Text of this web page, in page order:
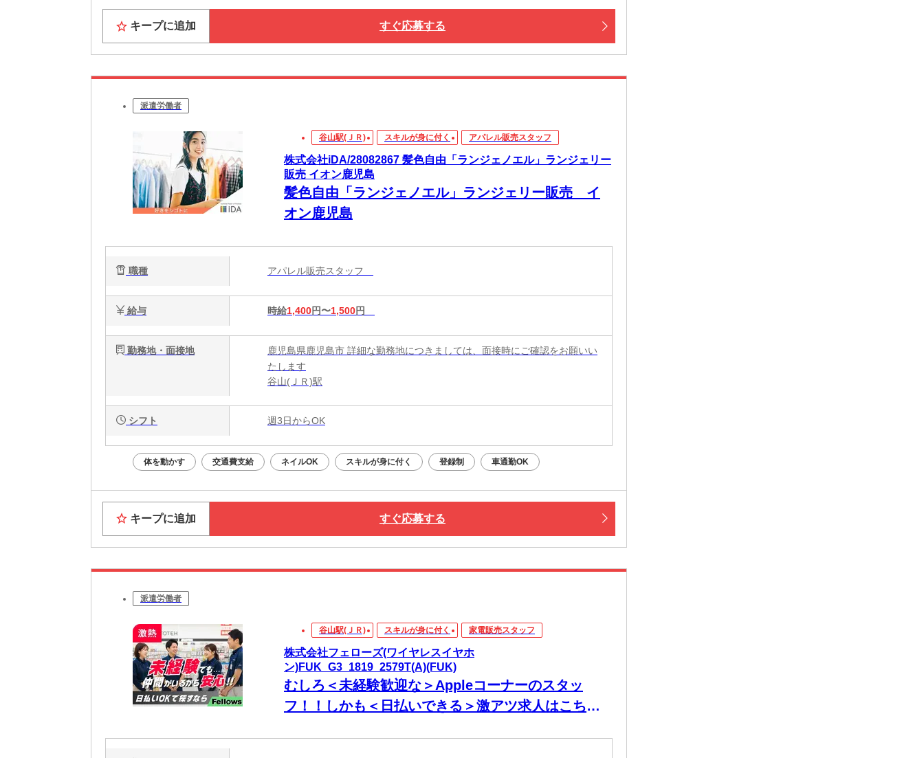
キープに追加 すぐ応募する
派遣労働者
谷山駅(ＪＲ) スキルが身に付く アパレル販売スタッフ
株式会社iDA/28082867 髪色自由「ランジェノエル」ランジェリー
販売 イオン鹿児島
髪色自由「ランジェノエル」ランジェリー販売 イ
オン鹿児島
職種 アパレル販売スタッフ
給与 時給1,400円〜1,500円
勤務地・面接地
鹿児島県鹿児島市 詳細な勤務地につきましては、面接時にご確認をお願いい
たします
谷山(ＪＲ)駅
シフト 週3日からOK
体を動かす 交通費支給 ネイルOK スキルが身に付く 登録制 車通勤OK
キープに追加 すぐ応募する
派遣労働者
谷山駅(ＪＲ) スキルが身に付く 家電販売スタッフ
株式会社フェローズ(ワイヤレスイヤホ
ン)FUK_G3_1819_2579T(A)(FUK)
むしろ＜未経験歓迎な＞Appleコーナーのスタッ
フ！！しかも＜日払いできる＞激アツ求人はこち